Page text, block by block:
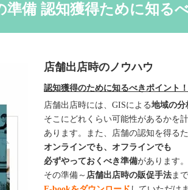
備 認知獲得ために知る
店舗出店時のノウハウ
認知獲得のために知るべきポイント！
店舗出店時には、GISによる地域の分
そこにどれくらい可能性があるかを
あります。また、店舗の認知を得る
オンラインでも、オフラインでも
必ずやっておくべき準備があります。
その準備～ 店舗出店時の販促手法ま